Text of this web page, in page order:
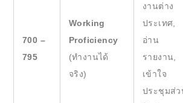
700 –
795
Working
Proficiency
(ทำงานได้
จริง)
งานต่าง
ประเทศ,
อ่าน
รายงาน,
เข้าใจ
ประชุมส่ว